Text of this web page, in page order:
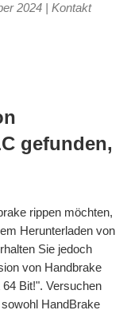
2024 | Kontakt
gefunden,
rippen möchten,
Herunterladen von
Sie jedoch
von Handbrake
Bit!". Versuchen
HandBrake